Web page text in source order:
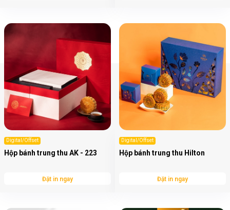
Digital/Offset
Hộp bánh trung thu AK - 223
Đặt in ngay
Digital/Offset
Hộp bánh trung thu Hilton
Đặt in ngay